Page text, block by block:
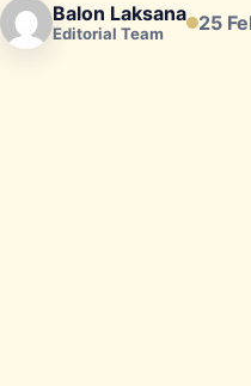
Balon Laksana
Editorial Team 25